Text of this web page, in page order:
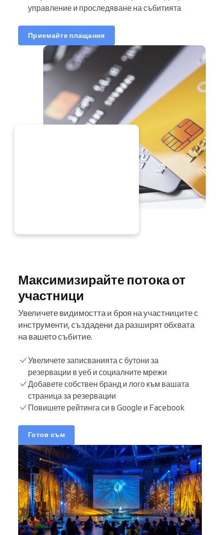
управление и проследяване на събитията
Приемайте плащания
Максимизирайте потока от
участници
Увеличете видимостта и броя на участниците с
инструменти, създадени да разширят обхвата
на вашето събитие.
Увеличете записванията с бутони за
резервации в уеб и социалните мрежи
Добавете собствен бранд и лого към вашата
страница за резервации
Повишете рейтинга си в Google и Facebook
Готов съм